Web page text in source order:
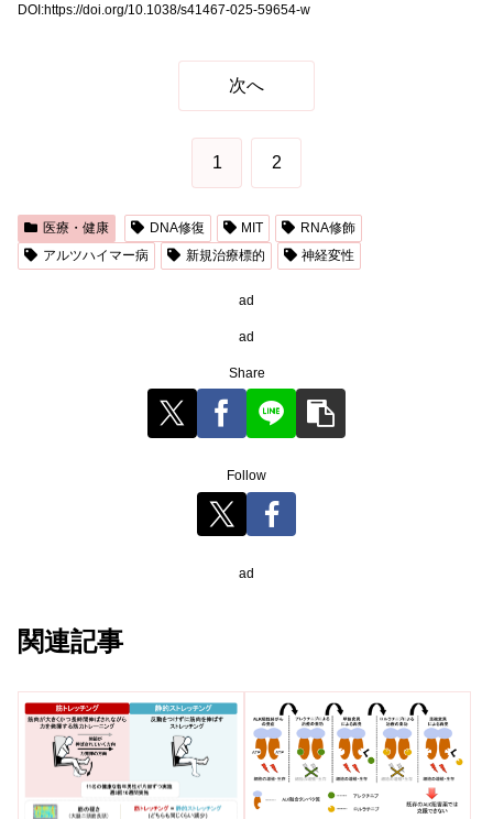
DOI:https://doi.org/10.1038/s41467-025-59654-w
次へ
1 2
医療・健康 DNA修復 MIT
RNA修飾
アルツハイマー病
新規治療標的 神経変性
ad
ad
Share
Follow
ad
関連記事